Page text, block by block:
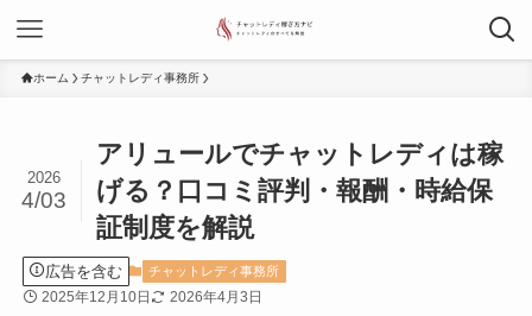
ホーム チャットレディ事務所
アリュールでチャットレディは稼
げる？口コミ評判・報酬・時給保
証制度を解説
2026
4/03
広告を含む チャットレディ事務所
2025年12月10日 2026年4月3日